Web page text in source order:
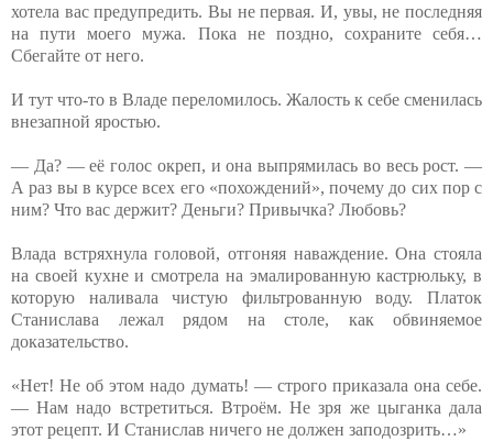
хотела вас предупредить. Вы не первая. И, увы, не последняя
на пути моего мужа. Пока не поздно, сохраните себя…
Сбегайте от него.
И тут что-то в Владе переломилось. Жалость к себе сменилась
внезапной яростью.
— Да? — её голос окреп, и она выпрямилась во весь рост. —
А раз вы в курсе всех его «похождений», почему до сих пор с
ним? Что вас держит? Деньги? Привычка? Любовь?
Влада встряхнула головой, отгоняя наваждение. Она стояла
на своей кухне и смотрела на эмалированную кастрюльку, в
которую наливала чистую фильтрованную воду. Платок
Станислава лежал рядом на столе, как обвиняемое
доказательство.
«Нет! Не об этом надо думать! — строго приказала она себе.
— Нам надо встретиться. Втроём. Не зря же цыганка дала
этот рецепт. И Станислав ничего не должен заподозрить…»